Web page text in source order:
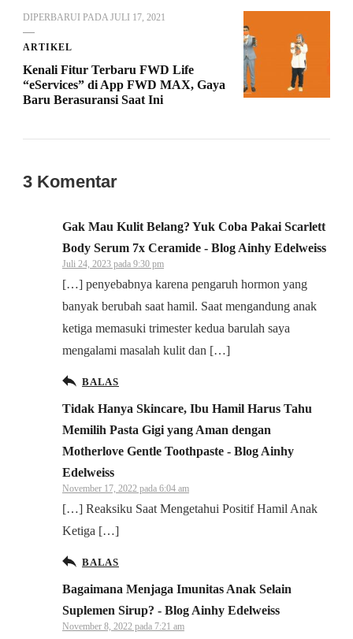
DIPERBARUI PADA JULI 17, 2021
ARTIKEL
Kenali Fitur Terbaru FWD Life
“eServices” di App FWD MAX, Gaya
Baru Berasuransi Saat Ini
3 Komentar
Gak Mau Kulit Belang? Yuk Coba Pakai Scarlett
Body Serum 7x Ceramide - Blog Ainhy Edelweiss
Juli 24, 2023 pada 9:30 pm
[…] penyebabnya karena pengaruh hormon yang
banyak berubah saat hamil. Saat mengandung anak
ketiga memasuki trimester kedua barulah saya
mengalami masalah kulit dan […]
BALAS
Tidak Hanya Skincare, Ibu Hamil Harus Tahu
Memilih Pasta Gigi yang Aman dengan
Motherlove Gentle Toothpaste - Blog Ainhy
Edelweiss
November 17, 2022 pada 6:04 am
[…] Reaksiku Saat Mengetahui Positif Hamil Anak
Ketiga […]
BALAS
Bagaimana Menjaga Imunitas Anak Selain
Suplemen Sirup? - Blog Ainhy Edelweiss
November 8, 2022 pada 7:21 am